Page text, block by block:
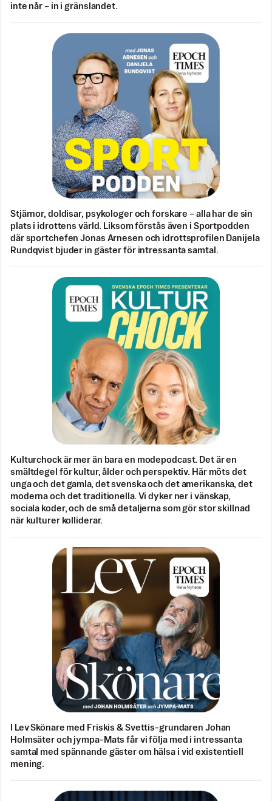
inte når – in i gränslandet.
Stjärnor, doldisar, psykologer och forskare – alla har de sin
plats i idrottens värld. Liksom förstås även i Sportpodden
där sportchefen Jonas Arnesen och idrottsprofilen Danijela
Rundqvist bjuder in gäster för intressanta samtal.
Kulturchock är mer än bara en modepodcast. Det är en
smältdegel för kultur, ålder och perspektiv. Här möts det
unga och det gamla, det svenska och det amerikanska, det
moderna och det traditionella. Vi dyker ner i vänskap,
sociala koder, och de små detaljerna som gör stor skillnad
när kulturer kolliderar.
I Lev Skönare med Friskis & Svettis-grundaren Johan
Holmsäter och jympa-Mats får vi följa med i intressanta
samtal med spännande gäster om hälsa i vid existentiell
mening.